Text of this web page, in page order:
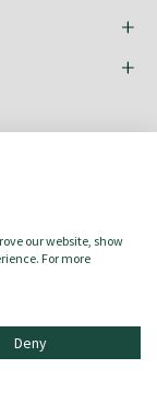
our website, show
For more
Deny